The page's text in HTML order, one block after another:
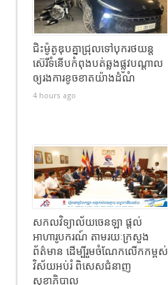
ជិះម៉ូតូឌុបគ្នាជ្រុលទៅបុករថយន្ត
ស៊េរីទំនើបកំពុងបត់ឆ្លងផ្លូវបណ្តាល
ឲ្យរងការខូចខាតយ៉ាងដំណំ
4 hours ago
សកលវិទ្យាល័យចេនឡា ផ្តល់
អាហារូបករណ៍ តាមរយៈក្រសួង
ព័ត៌មាន ដើម្បីរួមចំណែកលើកកម្ពស់
វិស័យអប់រំ ពិសេសជំនាញ
សុខាភិបាល